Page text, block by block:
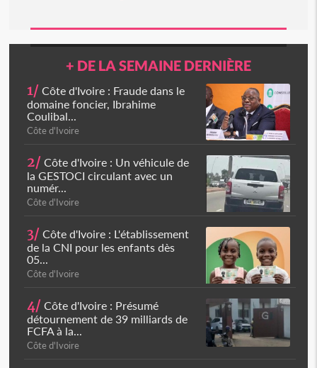
+ DE LA SEMAINE DERNIÈRE
1/ Côte d'Ivoire : Fraude dans le
domaine foncier, Ibrahime
Coulibal...
Côte d'Ivoire
2/ Côte d'Ivoire : Un véhicule de
la GESTOCI circulant avec un
numér...
Côte d'Ivoire
3/ Côte d'Ivoire : L'établissement
de la CNI pour les enfants dès
05...
Côte d'Ivoire
4/ Côte d'Ivoire : Présumé
détournement de 39 milliards de
FCFA à la...
Côte d'Ivoire